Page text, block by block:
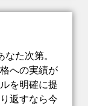
た次第。
への実績が
を明確に提
返すなら今